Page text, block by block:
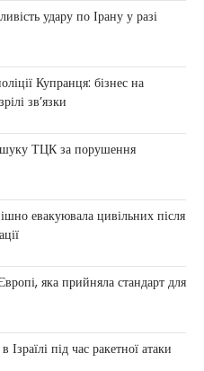
5 Березня, 2026
багатьох років утримує статус
привабливих міжнародних
бізнесу…
ранку 4 березня:
фронт і заяви Європи
до посилення систем
дронам на Близькому Сході,
лідером…
заявив про готовність
стабілізувати
4 Березня, 2026
удару по Ірану у разі
Купранця: бізнес на
зв’язки
ТЦК за порушення
евакуювала цивільних після
яка прийняла стандарт для
під час ракетної атаки